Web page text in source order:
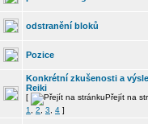
odstranění bloků
Pozice
Konkrétní zkušenosti a
Reiki
[
Přejít na
1
2 3 4 ]